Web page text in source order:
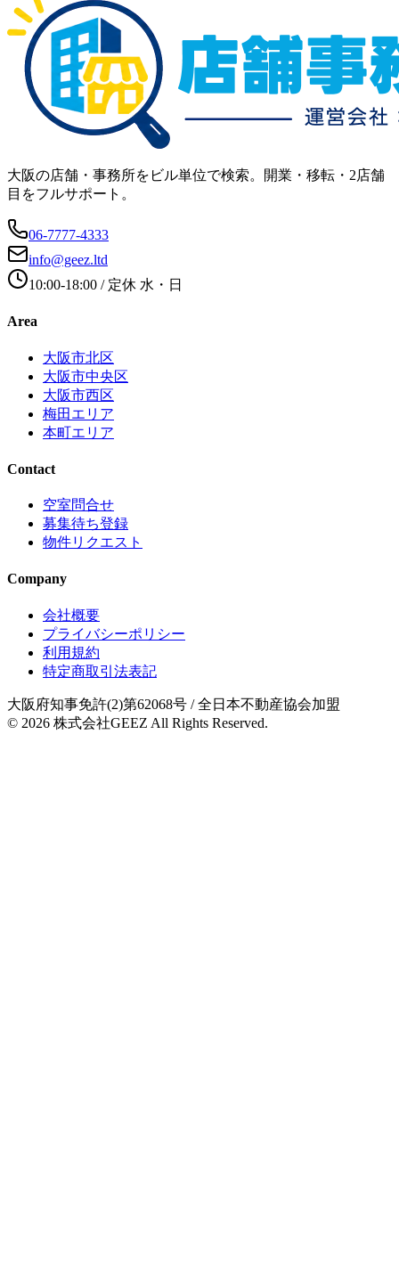
大阪の店舗・事務所をビル単位で検索。開業・移転・2店舗
目をフルサポート。
06-7777-4333
info@geez.ltd
10:00-18:00 / 定休 水・日
Area
大阪市北区
大阪市中央区
大阪市西区
梅田エリア
本町エリア
Contact
空室問合せ
募集待ち登録
物件リクエスト
Company
会社概要
プライバシーポリシー
利用規約
特定商取引法表記
大阪府知事免許(2)第62068号 / 全日本不動産協会加盟
© 2026 株式会社GEEZ All Rights Reserved.